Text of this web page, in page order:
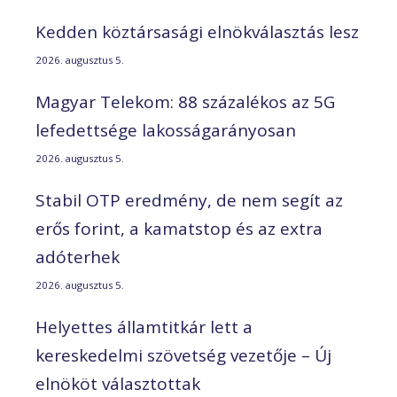
Kedden köztársasági elnökválasztás lesz
2026. augusztus 5.
Magyar Telekom: 88 százalékos az 5G
lefedettsége lakosságarányosan
2026. augusztus 5.
Stabil OTP eredmény, de nem segít az
erős forint, a kamatstop és az extra
adóterhek
2026. augusztus 5.
Helyettes államtitkár lett a
kereskedelmi szövetség vezetője – Új
elnököt választottak